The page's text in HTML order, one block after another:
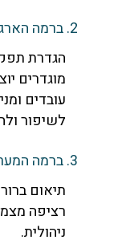
הגדרת
מוגדרים
עובדים ומניעת
לשיפור
תיאום ברור
רציפה
ניהולית.